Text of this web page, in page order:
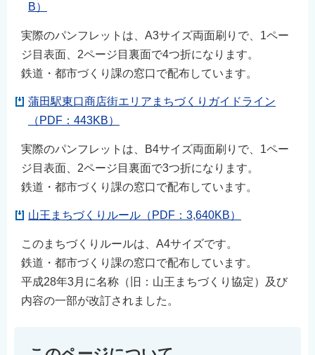
B）
実際のパンフレットは、A3サイズ両面刷りで、1ペー
ジ目表面、2ページ目裏面で4つ折になります。
鉄道・都市づくり課の窓口で配布しています。
蒲田駅東口商店街エリアまちづくりガイドライン
（PDF：443KB）
実際のパンフレットは、B4サイズ両面刷りで、1ペー
ジ目表面、2ページ目裏面で3つ折になります。
鉄道・都市づくり課の窓口で配布しています。
山王まちづくりルール（PDF：3,640KB）
このまちづくりルールは、A4サイズです。
鉄道・都市づくり課の窓口で配布しています。
平成28年3月に名称（旧：山王まちづくり協定）及び
内容の一部が改訂されました。